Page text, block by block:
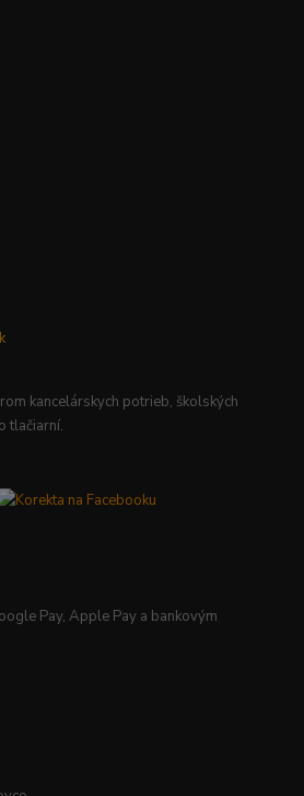
kancelárskych potrieb, školských
tlačiarní.
Pay, Apple Pay a bankovým